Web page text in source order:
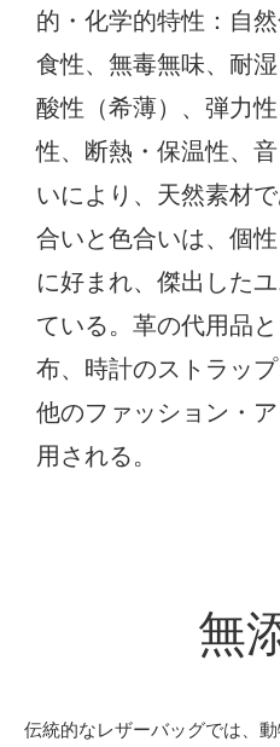
的・化学的特性：自
食性、無毒無味、耐
酸性（希薄）、弾力
性、断熱・保温性、
いにより、天然素材
合いと色合いは、個
に好まれ、傑出した
ている。革の代用品
布、時計のストラッ
他のファッション・
用される。
無
伝統的なレザーバッグでは、